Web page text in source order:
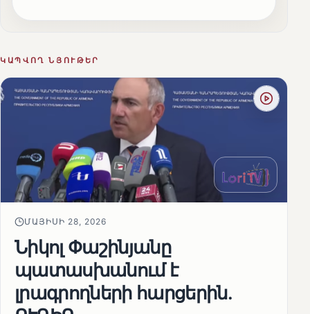
ԿԱՊՎՈՂ ՆՅՈՒԹԵՐ
ՄԱՅԻՍԻ 28, 2026
Նիկոլ Փաշինյանը
պատասխանում է
լրագրողների հարցերին․